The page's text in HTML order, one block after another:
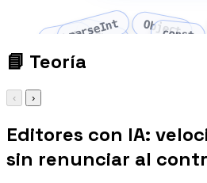
fetch
parseInt
Array Object
const
📘 Teoría
‹ ›
Editores con IA:
sin renunciar al